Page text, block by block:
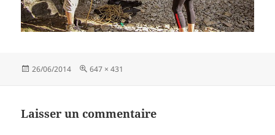
Publié
26/06/2014
Taille
647 × 431
Laisser un commentaire